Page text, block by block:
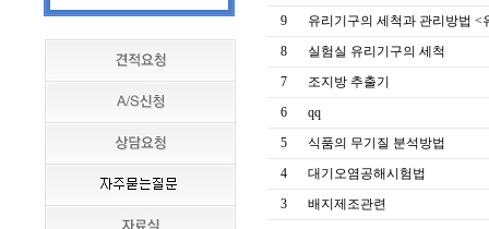
9
유리기구의 세척과 관리방법 <
8
실험실 유리기구의 세척
7
조지방 추출기
6
qq
5
식품의 무기질 분석방법
4
대기오염공해시험법
3
배지제조관련